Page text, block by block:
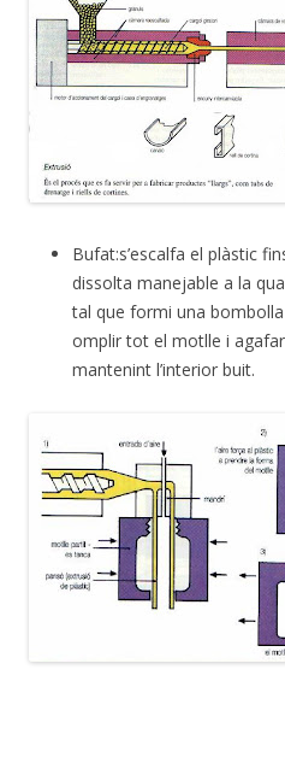
Bufat:s’escalfa el plàstic
dissolta manejable a la
tal que formi una bombolla
omplir tot el motlle i
mantenint l’interior buit.